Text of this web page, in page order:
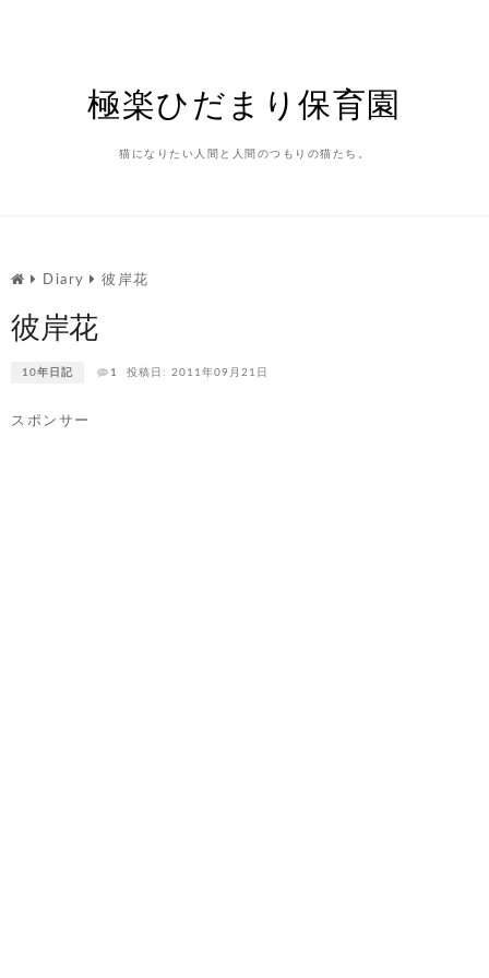
極楽ひだまり保育園
猫になりたい人間と人間のつもりの猫たち。
Diary 彼岸花
彼岸花
10年日記 1 投稿日: 2011年09月21日
スポンサー